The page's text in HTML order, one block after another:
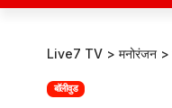
Live7 TV > मनोरंजन >
बॉलीवुड